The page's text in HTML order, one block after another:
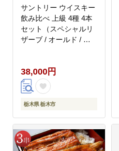
サントリー ウイスキー
飲み比べ 上級 4種 4本
セット（スペシャルリ
ザーブ / オールド / 角
お酒 酒 詰め合わせ
SUNTORY ウィスキー
ハイボール ロック 水割
り 家飲み 宅飲み パー
38,000円
栃木県 栃木市